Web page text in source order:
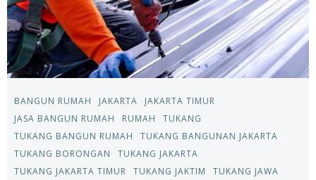
BANGUN RUMAH JAKARTA
JAKARTA TIMUR
JASA BANGUN RUMAH
RUMAH
TUKANG
TUKANG BANGUN RUMAH
TUKANG BANGUNAN JAKARTA
TUKANG BORONGAN
TUKANG JAKARTA
TUKANG JAKARTA TIMUR
TUKANG JAKTIM
TUKANG JAWA